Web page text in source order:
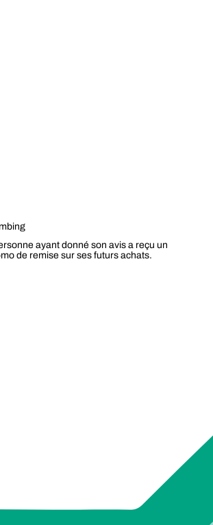
ayant donné son avis a reçu un
de remise sur ses futurs achats.